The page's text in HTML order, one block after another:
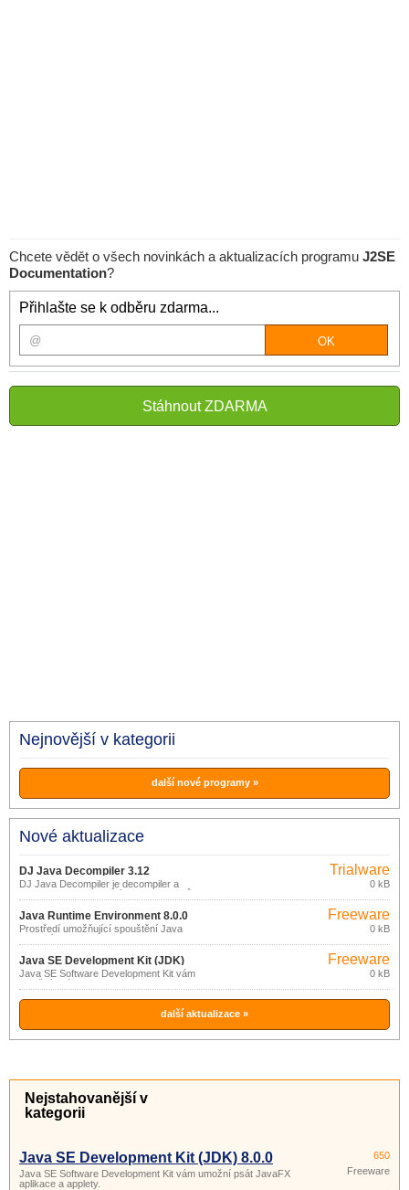
Chcete vědět o všech novinkách a aktualizacích programu J2SE
Documentation?
Přihlašte se k odběru zdarma...
Stáhnout ZDARMA
Nejnovější v kategorii
další nové programy »
Nové aktualizace
DJ Java Decompiler 3.12
DJ Java Decompiler je decompiler a
disassembler komlexních Java appletů a
binárních souborů.
Trialware
0 kB
Java Runtime Environment 8.0.0
Prostředí umožňující spouštění Java
aplikací.
Freeware
0 kB
Java SE Development Kit (JDK)
8.0.0
Java SE Software Development Kit vám
umožní psát JavaFX aplikace a applety.
Freeware
0 kB
další aktualizace »
Nejstahovanější v
kategorii
Java SE Development Kit (JDK) 8.0.0
Java SE Software Development Kit vám umožní psát JavaFX
aplikace a applety.
650
Freeware